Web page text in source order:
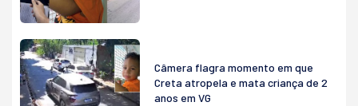
Câmera flagra momento em que
Creta atropela e mata criança de 2
anos em VG